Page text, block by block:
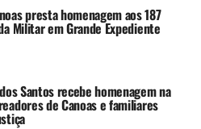
presta homenagem aos 187
Militar em Grande Expediente
Santos recebe homenagem na
de Canoas e familiares